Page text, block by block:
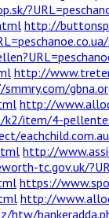
http://
http://
http://
k2/item/4-
http://
tc.gov.uk/
https://
http://
htw/